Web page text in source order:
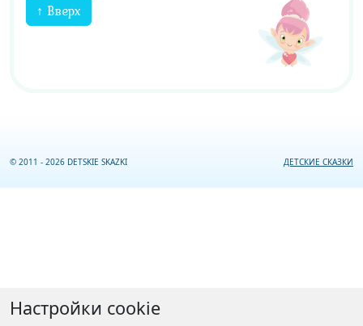
↑ Вверх
© 2011 - 2026 DETSKIE SKAZKI ДЕТСКИЕ СКАЗКИ
Настройки cookie